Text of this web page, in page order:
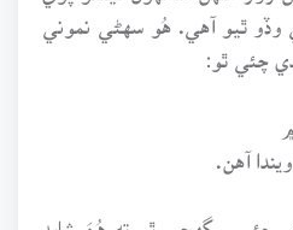
وڏو ٿيو آهي. هُو سهڻي نموني
چئي ٿو:
آهن.
چئي سگهجي ٿو ته هُنَ شايد